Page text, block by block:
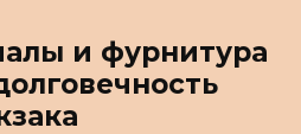
и фурнитура